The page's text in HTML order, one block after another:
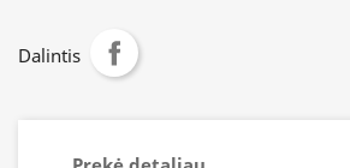
Dalintis